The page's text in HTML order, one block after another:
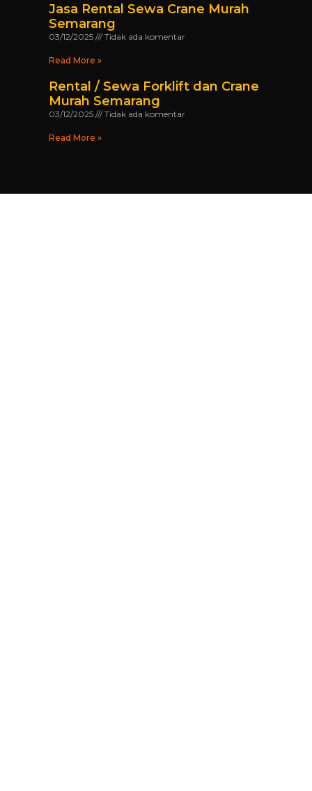
Jasa Rental Sewa Crane Murah
Semarang
03/12/2025 Tidak ada komentar
Read More »
Rental / Sewa Forklift dan Crane
Murah Semarang
03/12/2025 Tidak ada komentar
Read More »